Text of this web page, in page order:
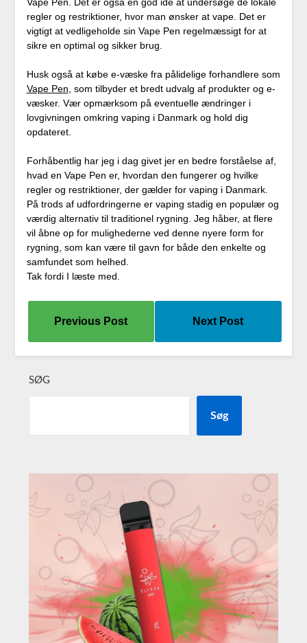
regler og restriktioner, hvor man ønsker at vape. Det er
vigtigt at vedligeholde sin Vape Pen regelmæssigt for at
sikre en optimal og sikker brug.
Husk også at købe e-væske fra pålidelige forhandlere som
Vape Pen , som tilbyder et bredt udvalg af produkter og e-
væsker. Vær opmærksom på eventuelle ændringer i
lovgivningen omkring vaping i Danmark og hold dig
opdateret.
Forhåbentlig har jeg i dag givet jer en bedre forståelse af,
hvad en Vape Pen er, hvordan den fungerer og hvilke
regler og restriktioner, der gælder for vaping i Danmark.
På trods af udfordringerne er vaping stadig en populær og
værdig alternativ til traditionel rygning. Jeg håber, at flere
vil åbne op for mulighederne ved denne nyere form for
rygning, som kan være til gavn for både den enkelte og
samfundet som helhed.
Tak fordi I læste med.
Previous Post Next Post
SØG
Søg